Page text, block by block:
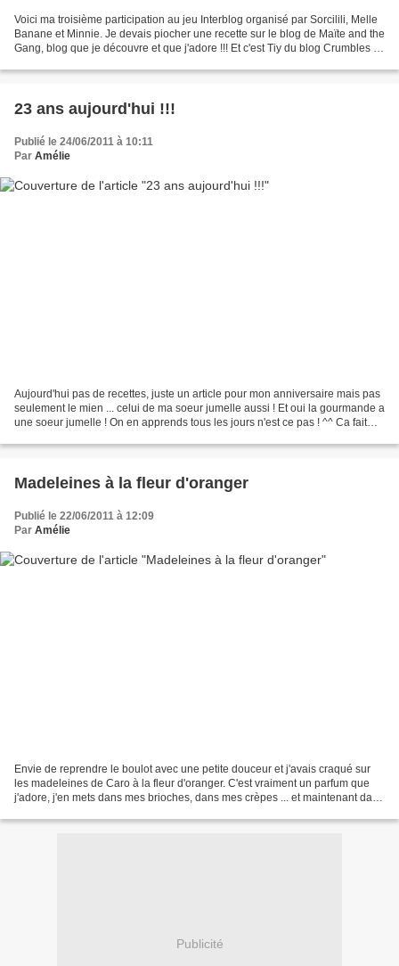
Voici ma troisième participation au jeu Interblog organisé par Sorcilili, Melle
Banane et Minnie. Je devais piocher une recette sur le blog de Maïte and the
Gang, blog que je découvre et que j'adore !!! Et c'est Tiy du blog Crumbles et
23 ans aujourd'hui !!!
Publié le 24/06/2011 à 10:11
Par Amélie
Aujourd'hui pas de recettes, juste un article pour mon anniversaire mais pas
seulement le mien ... celui de ma soeur jumelle aussi ! Et oui la gourmande a
une soeur jumelle ! On en apprends tous les jours n'est ce pas ! ^^ Ca fait
Madeleines à la fleur d'oranger
Publié le 22/06/2011 à 12:09
Par Amélie
Envie de reprendre le boulot avec une petite douceur et j'avais craqué sur
les madeleines de Caro à la fleur d'oranger. C'est vraiment un parfum que
j'adore, j'en mets dans mes brioches, dans mes crèpes ... et maintenant dans
Publicité